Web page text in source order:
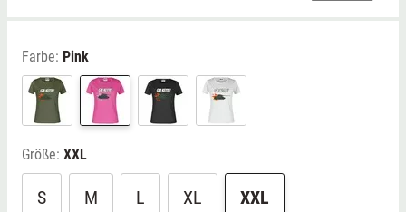
Farbe: Pink
Größe: XXL
S M L XL XXL